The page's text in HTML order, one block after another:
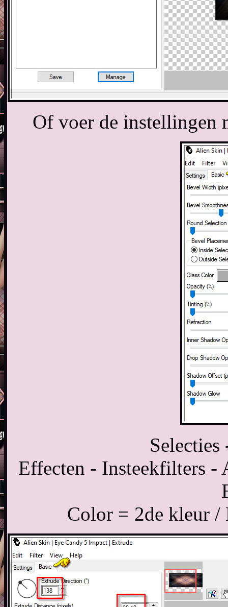
Of voer de instellingen
Selecties
Effecten - Insteekfilters -
Color = 2de kleur